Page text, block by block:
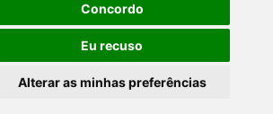
Concordo
Eu recuso
Alterar as minhas preferências